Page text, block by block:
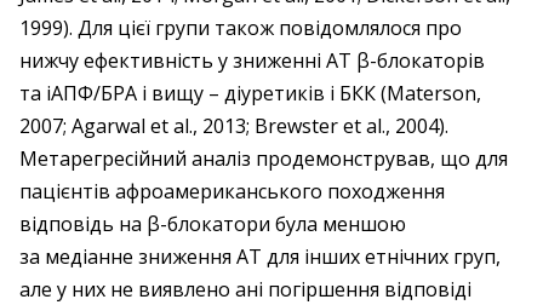
1999). Для цієї групи також повідомлялося про
нижчу ефективність у зниженні АТ β-блокаторів
та іАПФ/БРА і вищу – ​діуретиків і БКК (Materson,
2007; Agarwal et al., 2013; Brewster et al., 2004).
Метарегресійний аналіз продемонстрував, що для
пацієнтів афроамериканського походження
відповідь на β-блокатори була меншою
за медіанне зниження АТ для інших етнічних груп,
але у них не виявлено ані погіршення відповіді